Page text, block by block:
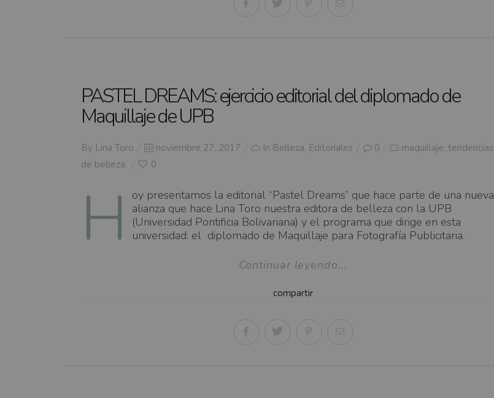
PASTEL DREAMS: ejercicio editorial del diplomado de
Maquillaje de UPB
By Lina Toro
Posted
on
noviembre 27, 2017 In Belleza, Editoriales 0 maquillaje, tendencias
de belleza
0
H
oy presentamos la editorial “Pastel Dreams” que hace parte de una nueva
alianza que hace Lina Toro nuestra editora de belleza con la UPB
(Universidad Pontificia Bolivariana) y el programa que dirige en esta
universidad: el diplomado de Maquillaje para Fotografía Publicitaria.
Continuar leyendo...
compartir